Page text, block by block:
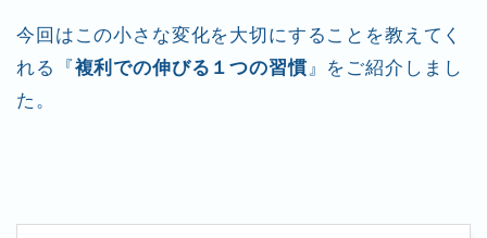
今回はこの小さな変化を大切にすることを教えてく
れる『複利での伸びる１つの習慣』をご紹介しまし
た。